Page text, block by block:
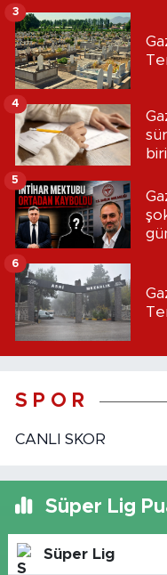
3
4
5
6
S P O R
CANLI SKOR
Süper Lig
Süper Lig